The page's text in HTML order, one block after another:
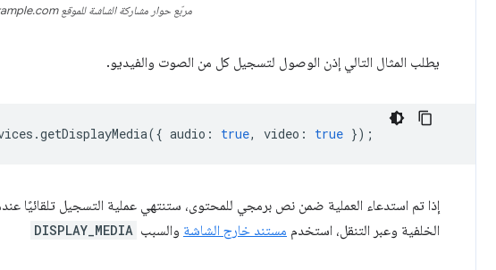
مربّع حوار مشاركة الشاشة للموقع example.com.
يطلب المثال التالي إذن الوصول لتسجيل كل من الصوت والفيديو.
.getDisplayMedia({ audio : true, video : true });
إذا تم استدعاء العملية ضمن نص برمجي للمحتوى، ستنتهي عملية التسجيل تلقائيًا
الخلفية وعبر التنقل، استخدم مستند خارج الشاشة والسبب DISPLAY_MEDIA